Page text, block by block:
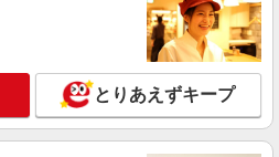
とりあえずキープ